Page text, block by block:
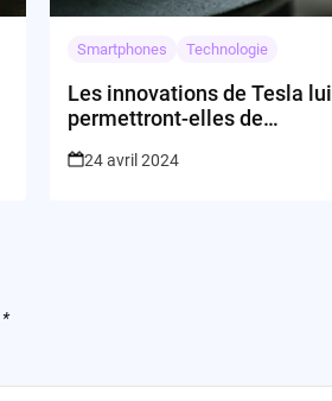
Smartphones Technologie
Les innovations de Tesla lui
permettront-elles de
l’automobile électrique?
24 avril 2024
*